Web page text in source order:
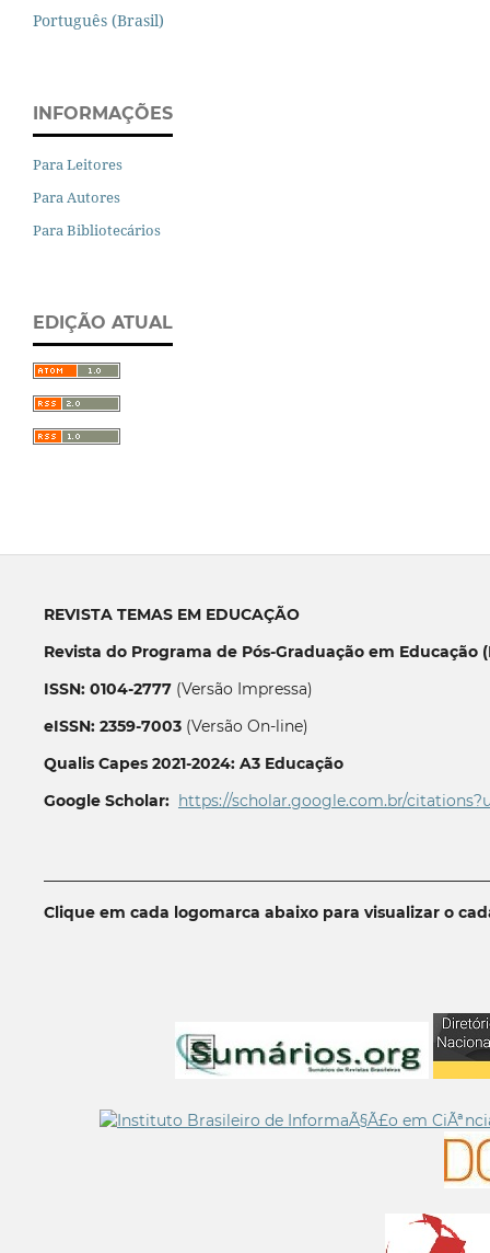
Português (Brasil)
INFORMAÇÕES
Para Leitores
Para Autores
Para Bibliotecários
EDIÇÃO ATUAL
REVISTA TEMAS EM EDUCAÇÃO
Revista do Programa de Pós-Graduação em Educação
ISSN: 0104-2777(Versão Impressa)
eISSN: 2359-7003(Versão On-line)
Qualis Capes 2021-2024: A3 Educação
Google Scholar: https://scholar.google.com.br/
Clique em cada logomarca abaixo para visualizar o